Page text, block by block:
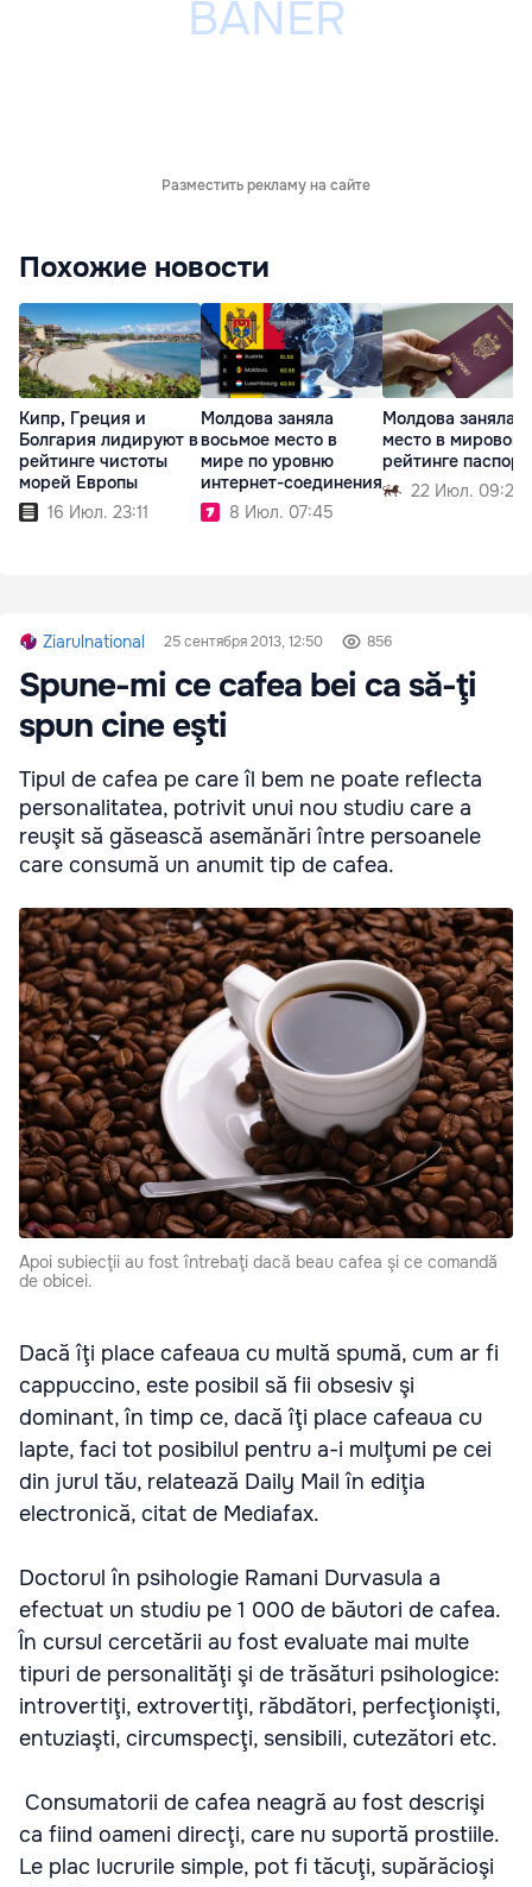
Разместить рекламу на сайте
Похожие новости
Кипр, Греция и
Болгария лидируют в
рейтинге чистоты
морей Европы
16 Июл. 23:11
Молдова заняла
восьмое место в
мире по уровню
интернет-соединения
8 Июл. 07:45
Молдова заняла
место в мировом
рейтинге
22 Июл. 09:29
Ziarulnational 25 сентября 2013, 12:50 856
Spune-mi ce cafea bei ca să-ţi
spun cine eşti
Tipul de cafea pe care îl bem ne poate reflecta
personalitatea, potrivit unui nou studiu care a
reuşit să găsească asemănări între persoanele
care consumă un anumit tip de cafea.
Apoi subiecţii au fost întrebaţi dacă beau cafea şi ce comandă
de obicei.
Dacă îţi place cafeaua cu multă spumă, cum ar fi
cappuccino, este posibil să fii obsesiv şi
dominant, în timp ce, dacă îţi place cafeaua cu
lapte, faci tot posibilul pentru a-i mulţumi pe cei
din jurul tău, relatează Daily Mail în ediţia
electronică, citat de Mediafax.
Doctorul în psihologie Ramani Durvasula a
efectuat un studiu pe 1 000 de băutori de cafea.
În cursul cercetării au fost evaluate mai multe
tipuri de personalităţi şi de trăsături psihologice:
introvertiţi, extrovertiţi, răbdători, perfecţionişti,
entuziaşti, circumspecţi, sensibili, cutezători etc.
Consumatorii de cafea neagră au fost descrişi
ca fiind oameni direcţi, care nu suportă prostiile.
Le plac lucrurile simple, pot fi tăcuţi, supărăcioşi